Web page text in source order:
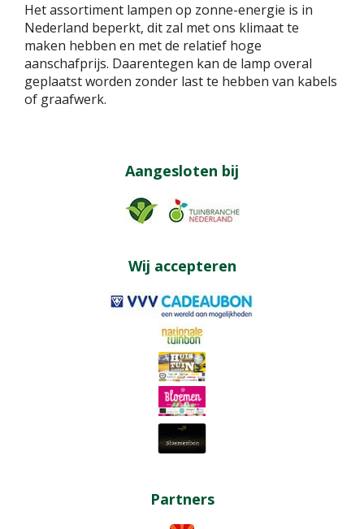
Het assortiment lampen op zonne-energie is in
Nederland beperkt, dit zal met ons klimaat te
maken hebben en met de relatief hoge
aanschafprijs. Daarentegen kan de lamp overal
geplaatst worden zonder last te hebben van kabels
of graafwerk.
Aangesloten bij
Wij accepteren
Partners